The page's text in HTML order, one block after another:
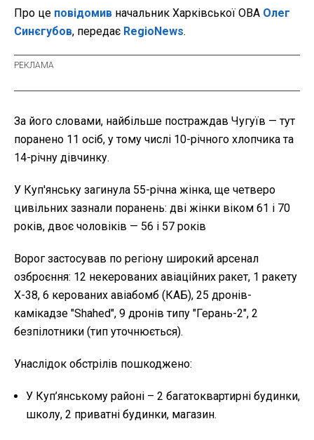
Про це повідомив начальник Харківської ОВА Олег
Синєгубов, передає RegioNews.
За його словами, найбільше постраждав Чугуїв — тут
поранено 11 осіб, у тому числі 10-річного хлопчика та
14-річну дівчинку.
У Куп'янську загинула 55-річна жінка, ще четверо
цивільних зазнали поранень: дві жінки віком 61 і 70
років, двоє чоловіків — 56 і 57 років
Ворог застосував по регіону широкий арсенал
озброєння: 12 некерованих авіаційних ракет, 1 ракету
Х-38, 6 керованих авіабомб (КАБ), 25 дронів-
камікадзе "Shahed", 9 дронів типу "Герань-2", 2
безпілотники (тип уточнюється).
Унаслідок обстрілів пошкоджено:
У Куп’янському районі – 2 багатоквартирні будинки,
школу, 2 приватні будинки, магазин.